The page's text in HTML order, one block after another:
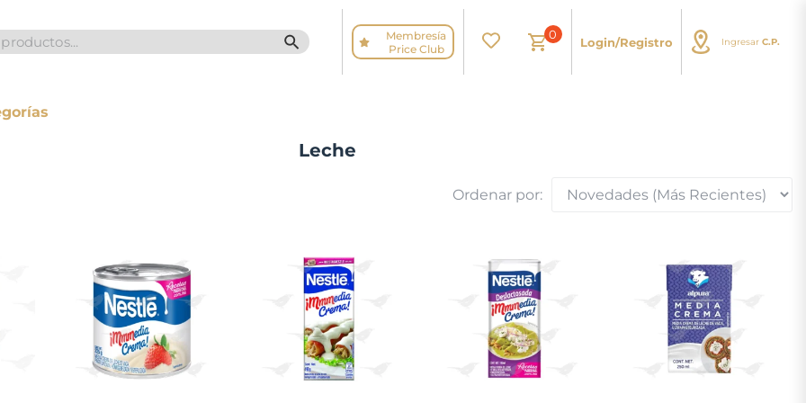
SEARCH BUTTON
Membresía
Price Club
0
Login/Registro Ingresar C.P.
Leche
Ordenar por: